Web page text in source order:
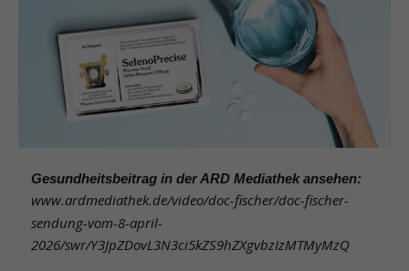
Gesundheitsbeitrag in der ARD Mediathek ansehen:
www.ardmediathek.de/video/doc-fischer/doc-fischer-
sendung-vom-8-april-
2026/swr/Y3JpZDovL3N3ci5kZS9hZXgvbzIzMTMyMzQ